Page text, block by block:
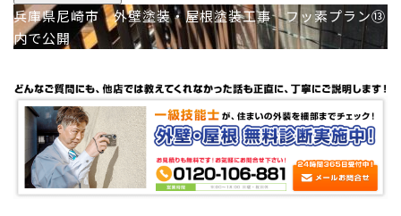
投
稿
ナ
ビ
ゲ
ー
兵庫県尼崎市 外壁塗装・屋根塗装工事 フッ素プラン⑬
内で公開